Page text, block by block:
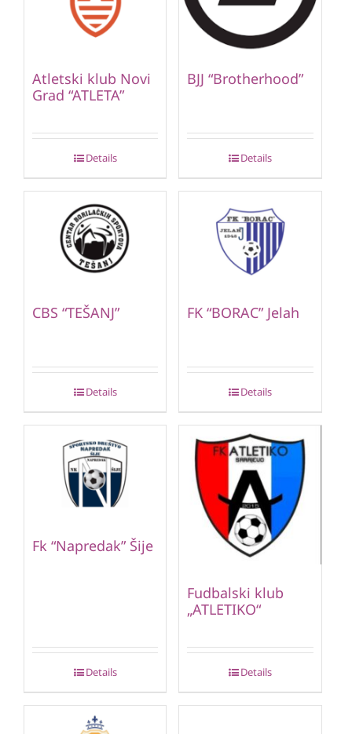
Atletski klub Novi
Grad “ATLETA”
Details
BJJ “Brotherhood”
Details
CBS “TEŠANJ”
Details
FK “BORAC” Jelah
Details
Fk “Napredak” Šije
Details
Fudbalski klub
„ATLETIKO“
Details